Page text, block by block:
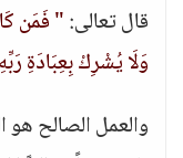
قال تعالى:" فَمَن
وَلَا يُشْرِكْ بِعِبَادَةِ
والعمل الصالح هو